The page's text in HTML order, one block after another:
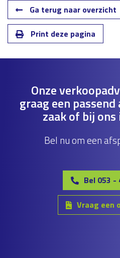
Ga terug naar overzicht
Print deze pagina
Onze
graag een
zaak of bij ons
Bel nu om een
Bel 053 -
Vraag een